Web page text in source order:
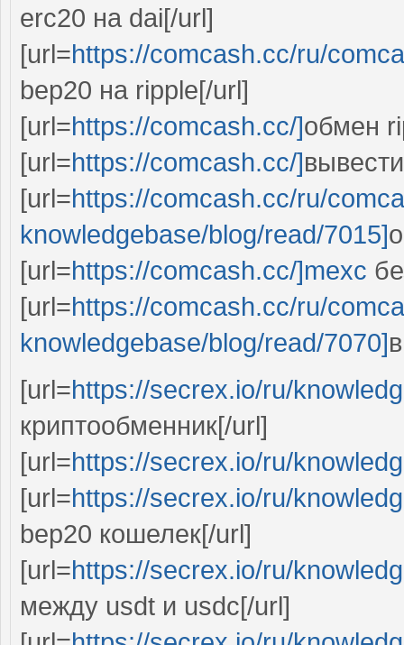
erc20 на dai[/url]
[url=https://comcash.cc/ru/
bep20 на ripple[/url]
[url=https://comcash.cc/]обмен
[url=https://comcash.cc/]
[url=https://comcash.cc/ru/
knowledgebase/blog/read/7015]
[url=https://comcash.cc/]mexc
[url=https://comcash.cc/ru/
knowledgebase/blog/read/7070]
[url=https://secrex.io/ru/
криптообменник[/url]
[url=https://secrex.io/ru/
[url=https://secrex.io/ru/
bep20 кошелек[/url]
[url=https://secrex.io/ru/
между usdt и usdc[/url]